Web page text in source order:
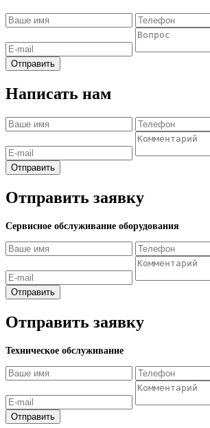
Отправить
Написать нам
Отправить
Отправить заявку
Сервисное обслуживание оборудования
Отправить
Отправить заявку
Техническое обслуживание
Отправить